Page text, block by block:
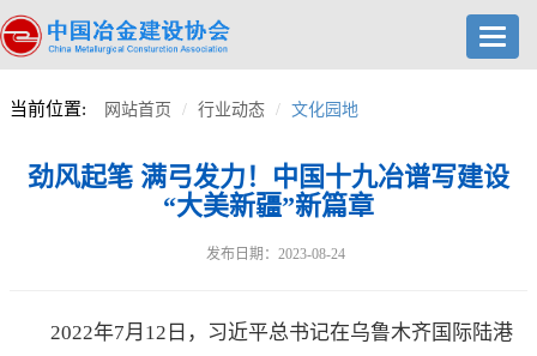
当前位置: 网站首页 行业动态 文化园地
劲风起笔 满弓发力！中国十九冶谱写建设
“大美新疆”新篇章
发布日期：2023-08-24
2022年7月12日，习近平总书记在乌鲁木齐国际陆港